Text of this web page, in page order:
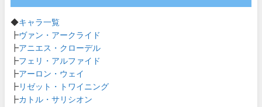
◆キャラ一覧
┣ヴァン・アークライド
┣アニエス・クローデル
┣フェリ・アルファイド
┣アーロン・ウェイ
┣ リゼット・トワイニング
┣カトル・サリシオン